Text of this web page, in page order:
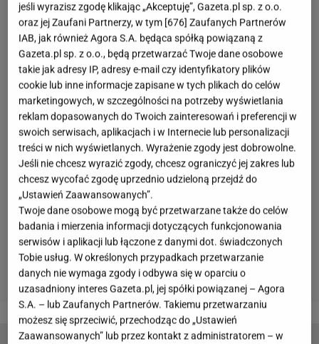
jeśli wyrazisz zgodę klikając „Akceptuję”, Gazeta.pl sp. z o.o.
oraz jej Zaufani Partnerzy, w tym [676] Zaufanych Partnerów
IAB, jak również Agora S.A. będąca spółką powiązaną z
Gazeta.pl sp. z o.o., będą przetwarzać Twoje dane osobowe
takie jak adresy IP, adresy e-mail czy identyfikatory plików
cookie lub inne informacje zapisane w tych plikach do celów
marketingowych, w szczególności na potrzeby wyświetlania
reklam dopasowanych do Twoich zainteresowań i preferencji w
swoich serwisach, aplikacjach i w Internecie lub personalizacji
treści w nich wyświetlanych. Wyrażenie zgody jest dobrowolne.
Jeśli nie chcesz wyrazić zgody, chcesz ograniczyć jej zakres lub
chcesz wycofać zgodę uprzednio udzieloną przejdź do
„Ustawień Zaawansowanych”.
Twoje dane osobowe mogą być przetwarzane także do celów
badania i mierzenia informacji dotyczących funkcjonowania
serwisów i aplikacji lub łączone z danymi dot. świadczonych
Tobie usług. W określonych przypadkach przetwarzanie
danych nie wymaga zgody i odbywa się w oparciu o
uzasadniony interes Gazeta.pl, jej spółki powiązanej – Agora
S.A. – lub Zaufanych Partnerów. Takiemu przetwarzaniu
możesz się sprzeciwić, przechodząc do „Ustawień
Zaawansowanych” lub przez kontakt z administratorem – w